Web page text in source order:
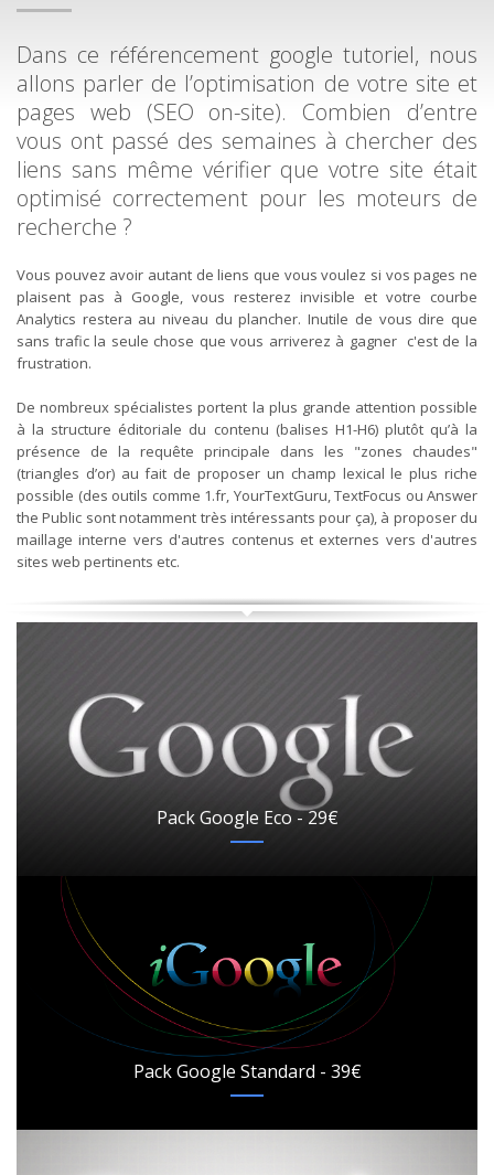
Dans ce référencement google tutoriel, nous
allons parler de l’optimisation de votre site et
pages web (SEO on-site). Combien d’entre
vous ont passé des semaines à chercher des
liens sans même vérifier que votre site était
optimisé correctement pour les moteurs de
recherche ?
Vous pouvez avoir autant de liens que vous voulez si vos pages ne
plaisent pas à Google, vous resterez invisible et votre courbe
Analytics restera au niveau du plancher. Inutile de vous dire que
sans trafic la seule chose que vous arriverez à gagner c'est de la
frustration.
De nombreux spécialistes portent la plus grande attention possible
à la structure éditoriale du contenu (balises H1-H6) plutôt qu’à la
présence de la requête principale dans les "zones chaudes"
(triangles d’or) au fait de proposer un champ lexical le plus riche
possible (des outils comme 1.fr, YourTextGuru, TextFocus ou Answer
the Public sont notamment très intéressants pour ça), à proposer du
maillage interne vers d'autres contenus et externes vers d'autres
sites web pertinents etc.
Pack Google Eco - 29€
Pack Google Standard - 39€